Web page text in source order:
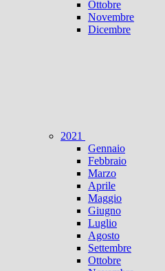
Ottobre
Novembre
Dicembre
2021
Gennaio
Febbraio
Marzo
Aprile
Maggio
Giugno
Luglio
Agosto
Settembre
Ottobre